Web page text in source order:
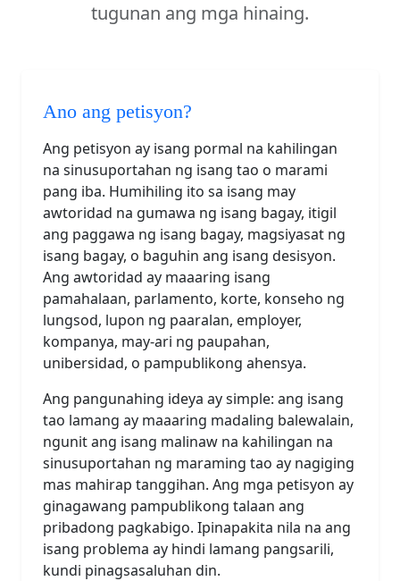
tugunan ang mga hinaing.
Ano ang petisyon?
Ang petisyon ay isang pormal na kahilingan
na sinusuportahan ng isang tao o marami
pang iba. Humihiling ito sa isang may
awtoridad na gumawa ng isang bagay, itigil
ang paggawa ng isang bagay, magsiyasat ng
isang bagay, o baguhin ang isang desisyon.
Ang awtoridad ay maaaring isang
pamahalaan, parlamento, korte, konseho ng
lungsod, lupon ng paaralan, employer,
kompanya, may-ari ng paupahan,
unibersidad, o pampublikong ahensya.
Ang pangunahing ideya ay simple: ang isang
tao lamang ay maaaring madaling balewalain,
ngunit ang isang malinaw na kahilingan na
sinusuportahan ng maraming tao ay nagiging
mas mahirap tanggihan. Ang mga petisyon ay
ginagawang pampublikong talaan ang
pribadong pagkabigo. Ipinapakita nila na ang
isang problema ay hindi lamang pangsarili,
kundi pinagsasaluhan din.